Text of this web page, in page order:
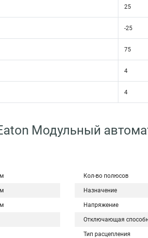
25
-25
75
4
4
Модульный
Кол-во полюсов
Назначение
Напряжение
Отключающая
Тип расцепления